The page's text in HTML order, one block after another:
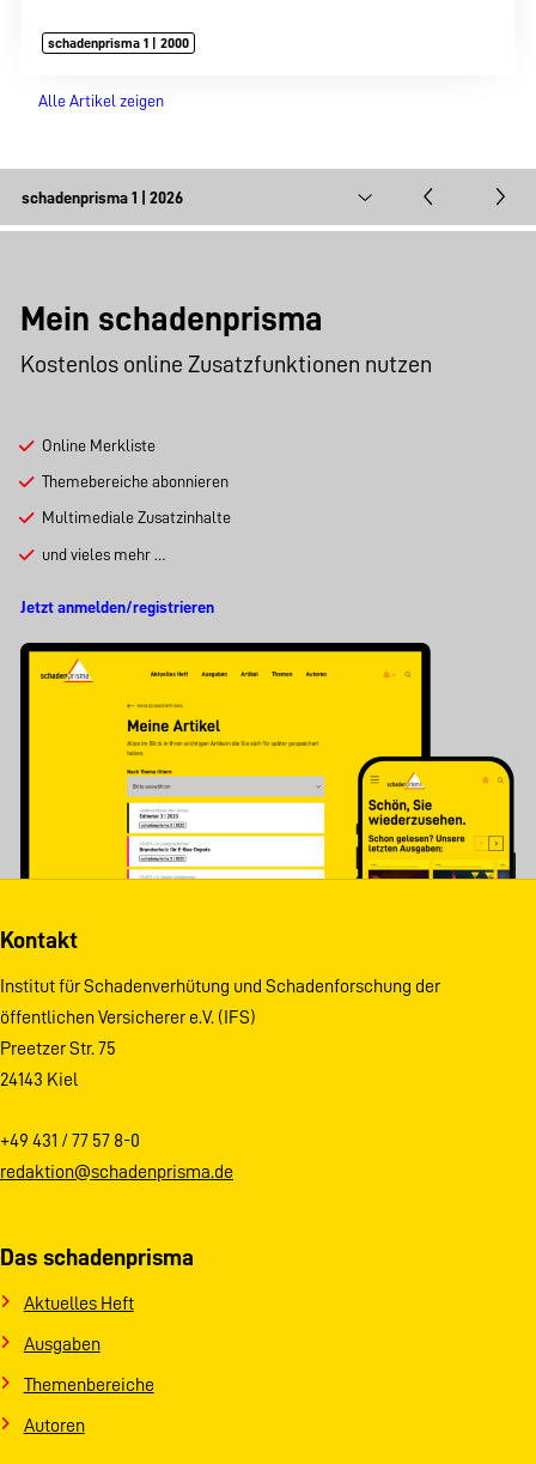
schadenprisma 1 | 2000
Alle Artikel zeigen
Mein schadenprisma
Kostenlos online Zusatzfunktionen nutzen
Online Merkliste
Themebereiche abonnieren
Multimediale Zusatzinhalte
und vieles mehr …
Jetzt anmelden/registrieren
Kontakt
Institut für Schadenverhütung und Schadenforschung der
öffentlichen Versicherer e.V. (IFS)
Preetzer Str. 75
24143 Kiel
+49 431 / 77 57 8-0
redaktion@schadenprisma.de
Das schadenprisma
Aktuelles Heft
Ausgaben
Themenbereiche
Autoren